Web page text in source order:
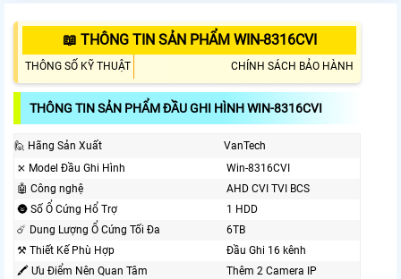
📖 THÔNG TIN SẢN PHẨM WIN-8316CVI
THÔNG SỐ KỸ THUẬT CHÍNH SÁCH BẢO HÀNH
THÔNG TIN SẢN PHẨM ĐẦU GHI HÌNH WIN-8316CVI
🙋 Hãng Sản Xuất
VanTech
⤪ Model Đầu Ghi Hình
Win-8316CVI
🤖️ Công nghệ
AHD CVI TVI BCS
🌚 Số Ổ Cứng Hổ Trợ
1 HDD
☄️ Dung Lượng Ổ Cứng Tối Đa
6TB
⚒ Thiết Kế Phù Hợp
Đầu Ghi 16 kênh
🖍 Ưu Điểm Nên Quan Tâm
Thêm 2 Camera IP